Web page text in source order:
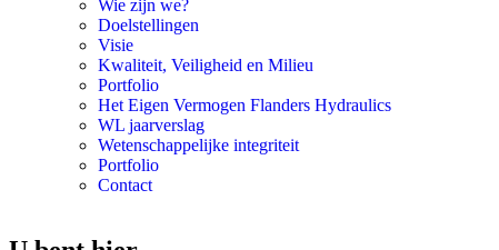
Wie zijn we?
Doelstellingen
Visie
Kwaliteit, Veiligheid en Milieu
Portfolio
Het Eigen Vermogen Flanders Hydraulics
WL jaarverslag
Wetenschappelijke integriteit
Portfolio
Contact